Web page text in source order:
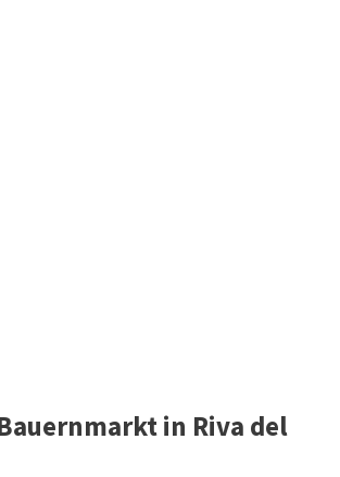
in Riva del